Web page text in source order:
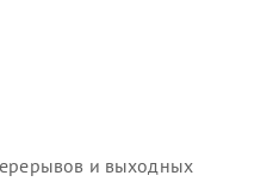
и выходных